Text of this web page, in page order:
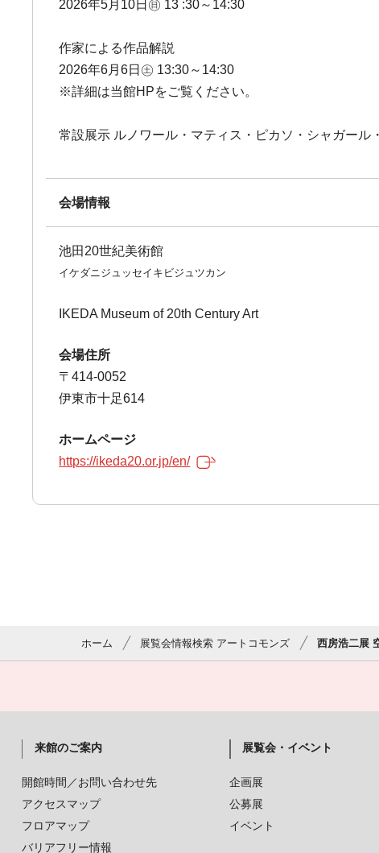
2026年5月10日㊐ 13 :30～14:30
作家による作品解説
2026年6月6日㊏ 13:30～14:30
※詳細は当館HPをご覧ください。
常設展示 ルノワール・マティス・ピカソ・シャガール
会場情報
池田20世紀美術館
イケダニジュッセイキビジュツカン
IKEDA Museum of 20th Century Art
会場住所
〒414-0052
伊東市十足614
ホームページ
https://ikeda20.or.jp/en/
ホーム 展覧会情報検索 アートコモンズ 西房浩二展
来館のご案内
開館時間／お問い合わせ先
アクセスマップ
フロアマップ
バリアフリー情報
展覧会・イベント
企画展
公募展
イベント